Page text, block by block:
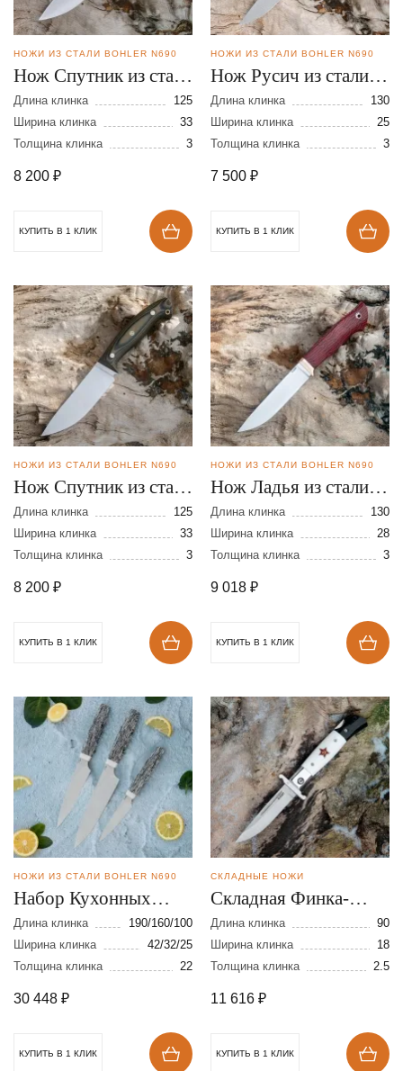
НОЖИ ИЗ СТАЛИ BOHLER N690
Нож Спутник из стали
N690
Длина клинка
125
Ширина клинка
33
Толщина клинка
3
8 200 ₽
КУПИТЬ В 1 КЛИК
НОЖИ ИЗ СТАЛИ BOHLER N690
Нож Русич из стали
N690
Длина клинка
130
Ширина клинка
25
Толщина клинка
3
7 500 ₽
КУПИТЬ В 1 КЛИК
НОЖИ ИЗ СТАЛИ BOHLER N690
Нож Спутник из стали
N690
Длина клинка
125
Ширина клинка
33
Толщина клинка
3
8 200 ₽
КУПИТЬ В 1 КЛИК
НОЖИ ИЗ СТАЛИ BOHLER N690
Нож Ладья из стали
N690
Длина клинка
130
Ширина клинка
28
Толщина клинка
3
9 018 ₽
КУПИТЬ В 1 КЛИК
НОЖИ ИЗ СТАЛИ BOHLER N690
Набор Кухонных
ножей из стали N690
Длина клинка
190/160/100
Ширина клинка
42/32/25
Толщина клинка
22
30 448 ₽
КУПИТЬ В 1 КЛИК
СКЛАДНЫЕ НОЖИ
Складная Финка-
мини из стали N690
Длина клинка
90
Ширина клинка
18
Толщина клинка
2.5
11 616 ₽
КУПИТЬ В 1 КЛИК